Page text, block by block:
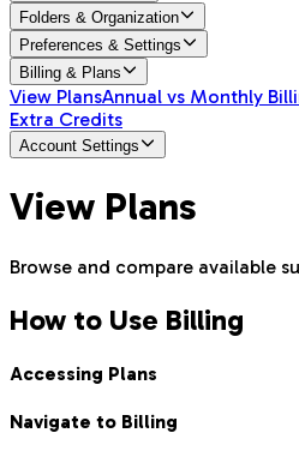
Folders & Organization
Preferences & Settings
Billing & Plans
View PlansAnnual vs Monthly
Extra Credits
Account Settings
View Plans
Browse and compare available
How to Use Billing
Accessing Plans
Navigate to Billing